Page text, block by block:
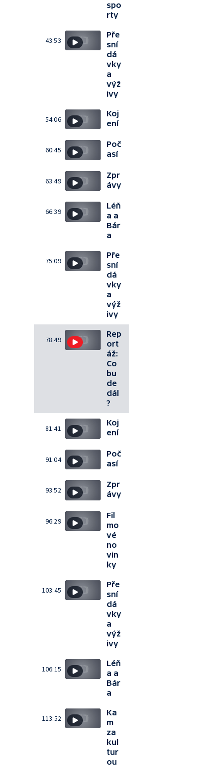
spo
rty
43:53
Pře
sní
dá
vky
a
výž
ivy
54:06
Koj
ení
60:45
Poč
así
63:49
Zpr
ávy
66:39
Léň
a a
Bár
a
75:09
Pře
sní
dá
vky
a
výž
ivy
78:49
Rep
ort
áž:
Co
bu
de
dál
?
81:41
Koj
ení
91:04
Poč
así
93:52
Zpr
ávy
96:29
Fil
mo
vé
no
vin
ky
103:45
Pře
sní
dá
vky
a
výž
ivy
106:15
Léň
a a
Bár
a
113:52
Ka
m
za
kul
tur
ou